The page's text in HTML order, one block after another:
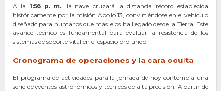
A la 1:56 p. m., la nave cruzará la distancia récord establecida
históricamente por la misión Apollo 13, convirtiéndose en el vehículo
diseñado para humanos que más lejos ha llegado desde la Tierra. Este
avance técnico es fundamental para evaluar la resistencia de los
sistemas de soporte vital en el espacio profundo.
Cronograma de operaciones y la cara oculta
El programa de actividades para la jornada de hoy contempla una
serie de eventos astronómicos y técnicos de alta precisión. A partir de